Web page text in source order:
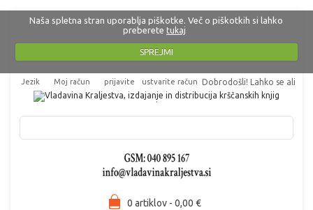
Naša spletna stran uporablja piškotke. Več o piškotkih si lahko
preberete tukaj
SPREJMI
Jezik Moj račun Dobrodošli! Lahko se
prijavite ali
ustvarite račun
.
0 artiklov - 0,00 €